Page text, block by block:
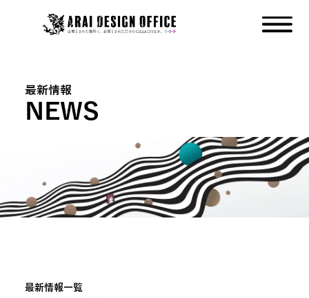
最新情報
NEWS
最新情報一覧